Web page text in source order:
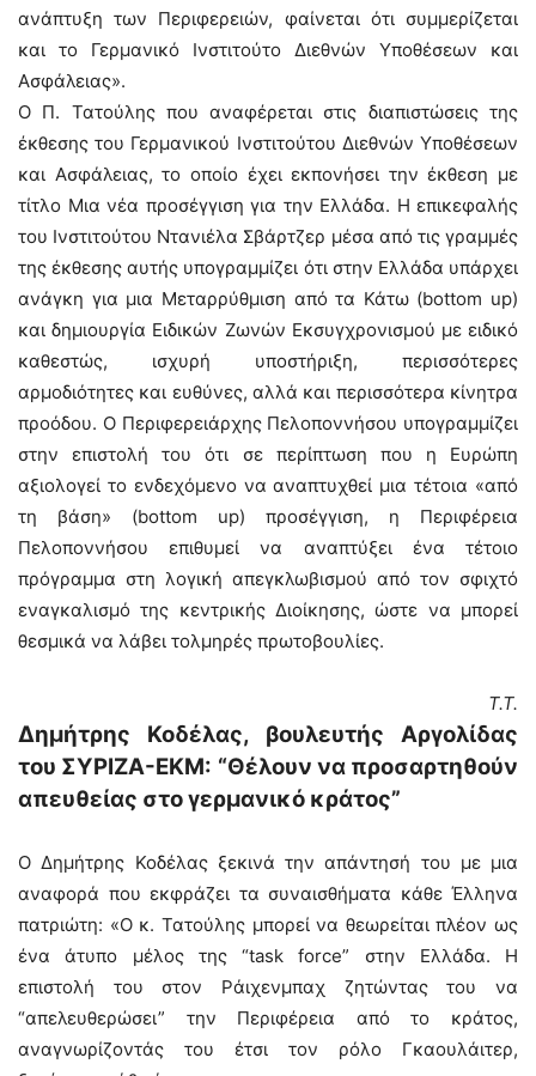
ανάπτυξη των Περιφερειών, φαίνεται ότι συμμερίζεται
και το Γερμανικό Ινστιτούτο Διεθνών Υποθέσεων και
Ασφάλειας».
Ο Π. Τατούλης που αναφέρεται στις διαπιστώσεις της
έκθεσης του Γερμανικού Ινστιτούτου Διεθνών Υποθέσεων
και Ασφάλειας, το οποίο έχει εκπονήσει την έκθεση με
τίτλο Μια νέα προσέγγιση για την Ελλάδα. Η επικεφαλής
του Ινστιτούτου Ντανιέλα Σβάρτζερ μέσα από τις γραμμές
της έκθεσης αυτής υπογραμμίζει ότι στην Ελλάδα υπάρχει
ανάγκη για μια Μεταρρύθμιση από τα Κάτω (bottom up)
και δημιουργία Ειδικών Ζωνών Εκσυγχρονισμού με ειδικό
καθεστώς, ισχυρή υποστήριξη, περισσότερες
αρμοδιότητες και ευθύνες, αλλά και περισσότερα κίνητρα
προόδου. Ο Περιφερειάρχης Πελοποννήσου υπογραμμίζει
στην επιστολή του ότι σε περίπτωση που η Ευρώπη
αξιολογεί το ενδεχόμενο να αναπτυχθεί μια τέτοια «από
τη βάση» (bottom up) προσέγγιση, η Περιφέρεια
Πελοποννήσου επιθυμεί να αναπτύξει ένα τέτοιο
πρόγραμμα στη λογική απεγκλωβισμού από τον σφιχτό
εναγκαλισμό της κεντρικής Διοίκησης, ώστε να μπορεί
θεσμικά να λάβει τολμηρές πρωτοβουλίες.
T.T.
Δημήτρης Κοδέλας, βουλευτής Αργολίδας
του ΣΥΡΙΖΑ-ΕΚΜ: “Θέλουν να προσαρτηθούν
απευθείας στο γερμανικό κράτος”
Ο Δημήτρης Κοδέλας ξεκινά την απάντησή του με μια
αναφορά που εκφράζει τα συναισθήματα κάθε Έλληνα
πατριώτη: «Ο κ. Τατούλης μπορεί να θεωρείται πλέον ως
ένα άτυπο μέλος της “task force” στην Ελλάδα. Η
επιστολή του στον Ράιχενμπαχ ζητώντας του να
“απελευθερώσει” την Περιφέρεια από το κράτος,
αναγνωρίζοντάς του έτσι τον ρόλο Γκαουλάιτερ,